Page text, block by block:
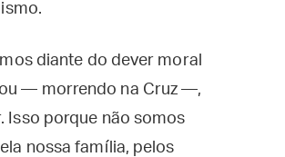
diante do dever moral
— morrendo na Cruz —,
Isso porque não somos
nossa família, pelos